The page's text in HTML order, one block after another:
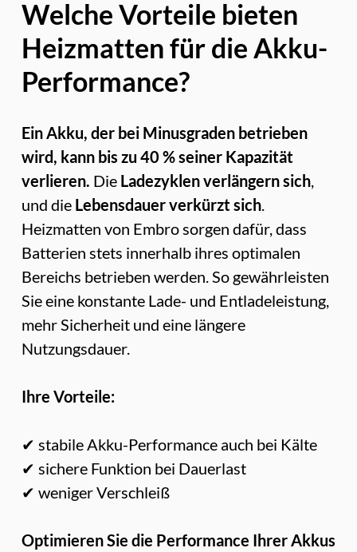
Welche Vorteile bieten
Heizmatten für die Akku-
Performance?
Ein Akku, der bei Minusgraden betrieben
wird, kann bis zu 40 % seiner Kapazität
verlieren. Die Ladezyklen verlängern sich,
und die Lebensdauer verkürzt sich.
Heizmatten von Embro sorgen dafür, dass
Batterien stets innerhalb ihres optimalen
Bereichs betrieben werden. So gewährleisten
Sie eine konstante Lade- und Entladeleistung,
mehr Sicherheit und eine längere
Nutzungsdauer.
Ihre Vorteile:
✔ stabile Akku-Performance auch bei Kälte
✔ sichere Funktion bei Dauerlast
✔ weniger Verschleiß
Optimieren Sie die Performance Ihrer Akkus